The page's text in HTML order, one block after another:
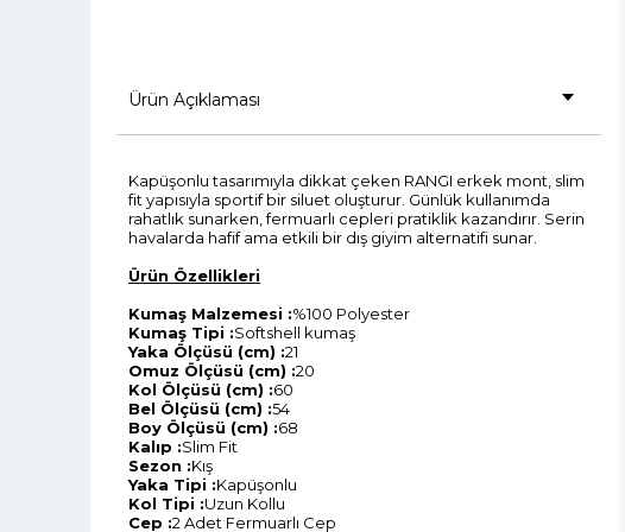
Ürün Açıklaması
Kapüşonlu tasarımıyla dikkat çeken RANGI erkek mont, slim
fit yapısıyla sportif bir siluet oluşturur. Günlük kullanımda
rahatlık sunarken, fermuarlı cepleri pratiklik kazandırır. Serin
havalarda hafif ama etkili bir dış giyim alternatifi sunar.
Ürün Özellikleri
Kumaş Malzemesi :%100 Polyester
Kumaş Tipi :Softshell kumaş
Yaka Ölçüsü (cm) :21
Omuz Ölçüsü (cm) :20
Kol Ölçüsü (cm) :60
Bel Ölçüsü (cm) :54
Boy Ölçüsü (cm) :68
Kalıp :Slim Fit
Sezon :Kış
Yaka Tipi :Kapüşonlu
Kol Tipi :Uzun Kollu
Cep :2 Adet Fermuarlı Cep